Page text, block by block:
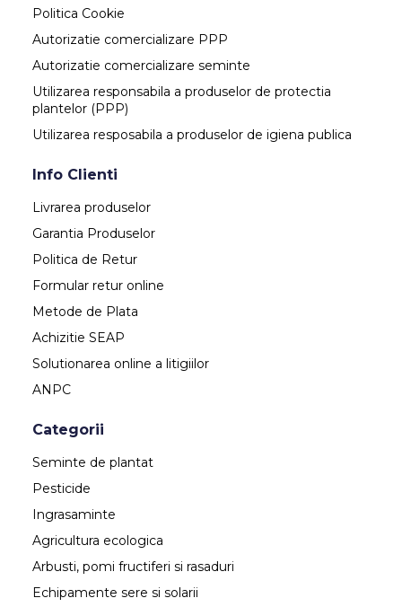
Politica Cookie
Autorizatie comercializare PPP
Autorizatie comercializare seminte
Utilizarea responsabila a produselor de protectia
plantelor (PPP)
Utilizarea resposabila a produselor de igiena publica
Info Clienti
Livrarea produselor
Garantia Produselor
Politica de Retur
Formular retur online
Metode de Plata
Achizitie SEAP
Solutionarea online a litigiilor
ANPC
Categorii
Seminte de plantat
Pesticide
Ingrasaminte
Agricultura ecologica
Arbusti, pomi fructiferi si rasaduri
Echipamente sere si solarii